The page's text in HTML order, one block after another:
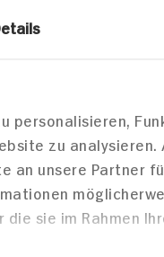
personalisieren,
zu analysieren.
an unsere Partner
sie im Rahmen
p. Portion